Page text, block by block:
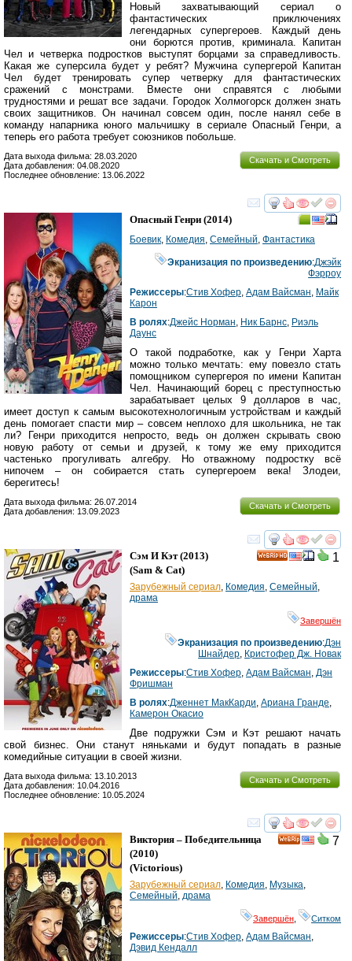
Новый захватывающий сериал о
фантастических приключениях
легендарных супергероев. Каждый день
они борются против, криминала. Капитан
Чел и четверка подростков выступят борцами за справедливость.
Какая же суперсила будет у ребят? Мужчина супергерой Капитан
Чел будет тренировать супер четверку для фантастических
сражений с монстрами. Вместе они справятся с любыми
трудностями и решат все задачи. Городок Холмогорск должен знать
своих защитников. Он начинал совсем один, после нанял себе в
команду напарника юного мальчишку в сериале Опасный Генри, а
теперь его работа требует союзников побольше.
Скачать и Смотреть
Дата выхода фильма: 28.03.2020
Дата добавления: 04.08.2020
Последнее обновление: 13.06.2022
смотреть
Опасный Генри (2014)
Боевик, Комедия, Семейный, Фантастика
Экранизация по произведению:Джэйк
Фэрроу
Режиссеры:Стив Хофер, Адам Вайсман, Майк
Карон
В ролях:Джейс Норман, Ник Барнс, Риэль
Даунс
О такой подработке, как у Генри Харта
можно только мечтать: ему повезло стать
помощником супергероя по имени Капитан
Чел. Начинающий борец с преступностью
зарабатывает целых 9 долларов в час,
имеет доступ к самым высокотехнологичным устройствам и каждый
день помогает спасти мир – совсем неплохо для школьника, не так
ли? Генри приходится непросто, ведь он должен скрывать свою
новую работу от семьи и друзей, к тому же ему приходится
частенько прогуливать алгебру. Но отважному подростку всё
нипочем – он собирается стать супергероем века! Злодеи,
берегитесь!
Скачать и Смотреть
Дата выхода фильма: 26.07.2014
Дата добавления: 13.09.2023
смотреть
1
Сэм И Кэт(2013)
(Sam & Cat)
Зарубежный сериал Комедия Семейный
драма
Завершён
Экранизация по произведению:Дэн
Шнайдер Кристофер Дж. Новак
Режиссеры:Стив Хофер Адам Вайсман Дэн
Фришман
В ролях:Дженнет МакКарди Ариана Гранде
Камерон Окасио
Две подружки Сэм и Кэт решают начать
свой бизнес. Они станут няньками и будут попадать в разные
комедийные ситуации в своей жизни.
Скачать и Смотреть
Дата выхода фильма: 13.10.2013
Дата добавления: 10.04.2016
Последнее обновление: 10.05.2024
смотреть
7
Виктория – Победительница
(2010)
(Victorious)
Зарубежный сериал Комедия Музыка
Семейный драма
Завершён Ситком
Режиссеры:Стив Хофер Адам Вайсман
Дэвид Кендалл